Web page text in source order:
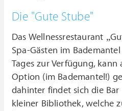
Die "Gute Stube"
Das Wellnessrestaurant
Spa-Gästen im
Tages zur Verfügung,
Option (im Bademantel!)
dahinter findet sich die
kleiner Bibliothek, welche